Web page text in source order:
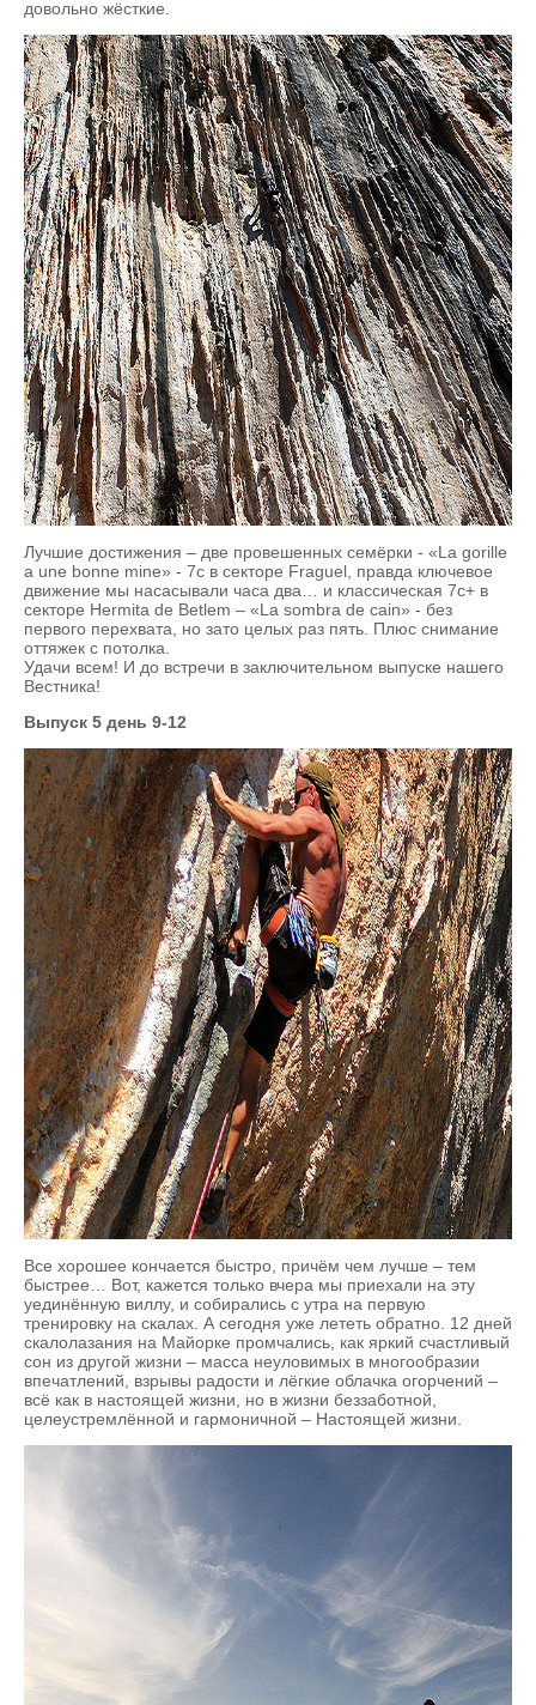
довольно жёсткие.
Лучшие достижения – две провешенных семёрки - «La gorille
a une bonne mine» - 7с в секторе Fraguel, правда ключевое
движение мы насасывали часа два… и классическая 7с+ в
секторе Hermita de Betlem – «La sombra de cain» - без
первого перехвата, но зато целых раз пять. Плюс снимание
оттяжек с потолка.
Удачи всем! И до встречи в заключительном выпуске нашего
Вестника!
Выпуск 5 день 9-12
Все хорошее кончается быстро, причём чем лучше – тем
быстрее… Вот, кажется только вчера мы приехали на эту
уединённую виллу, и собирались с утра на первую
тренировку на скалах. А сегодня уже лететь обратно. 12 дней
скалолазания на Майорке промчались, как яркий счастливый
сон из другой жизни – масса неуловимых в многообразии
впечатлений, взрывы радости и лёгкие облачка огорчений –
всё как в настоящей жизни, но в жизни беззаботной,
целеустремлённой и гармоничной – Настоящей жизни.